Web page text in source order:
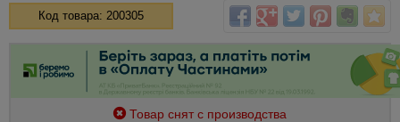
Код товара: 200305
Товар снят с производства